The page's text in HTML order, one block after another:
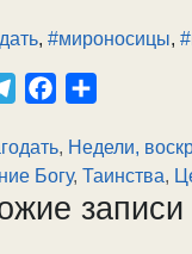
, #мироносицы,
l
e
g
c
e
b
п
р
а
, Недели,
Богу, Таинства,
записи